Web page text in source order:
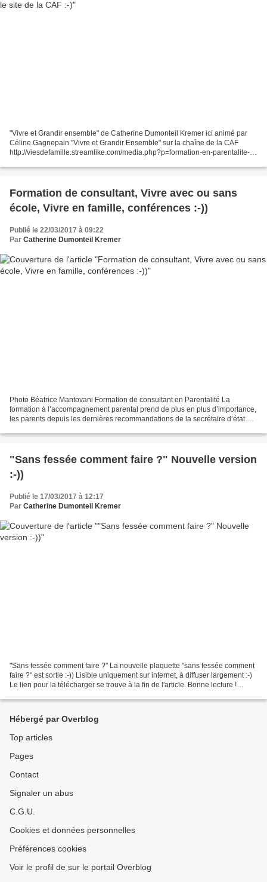
"Vivre et Grandir ensemble" de Catherine Dumonteil Kremer ici animé par
Céline Gagnepain "Vivre et Grandir Ensemble" sur la chaîne de la CAF
http://viesdefamille.streamlike.com/media.php?p=formation-en-parentalite-
Formation de consultant, Vivre avec ou sans
école, Vivre en famille, conférences :-))
Publié le 22/03/2017 à 09:22
Par Catherine Dumonteil Kremer
Photo Béatrice Mantovani Formation de consultant en Parentalité La
formation à l’accompagnement parental prend de plus en plus d’importance,
les parents depuis les dernières recommandations de la secrétaire d’état à
"Sans fessée comment faire ?" Nouvelle version
:-))
Publié le 17/03/2017 à 12:17
Par Catherine Dumonteil Kremer
"Sans fessée comment faire ?" La nouvelle plaquette "sans fessée comment
faire ?" est sortie :-)) Lisible uniquement sur internet, à diffuser largement :-)
Le lien pour la télécharger se trouve à la fin de l'article. Bonne lecture !
Hébergé par Overblog
Top articles
Pages
Contact
Signaler un abus
C.G.U.
Cookies et données personnelles
Préférences cookies
Voir le profil de sur le portail Overblog